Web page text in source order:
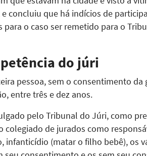
concluiu que há indícios de
o caso ser remetido para o
do júri
pessoa, sem o consentimento da
entre três e dez anos.
pelo Tribunal do Júri, como
colegiado de jurados como
(matar o filho bebê), os